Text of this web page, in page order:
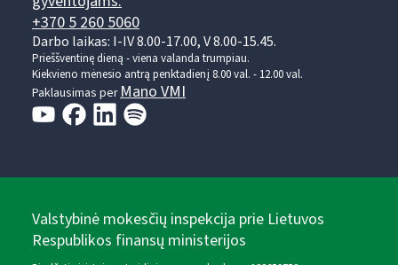
+370 5 260 5060
Darbo laikas: I-IV 8.00-17.00, V 8.00-15.45.
Prieššventinę dieną - viena valanda trumpiau.
Kiekvieno mėnesio antrą penktadienį 8.00 val. - 12.00 val.
Paklausimas perMano VMI
Valstybinė mokesčių inspekcija prie Lietuvos
Respublikos finansų ministerijos